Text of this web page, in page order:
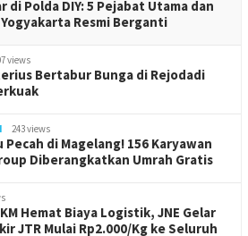
di Polda DIY: 5 Pejabat Utama dan
Resmi Berganti
views
Bertabur Bunga di Rejodadi
243 views
Pecah di Magelang! 156 Karyawan
Diberangkatkan Umrah Gratis
Hemat Biaya Logistik, JNE Gelar
JTR Mulai Rp2.000/Kg ke Seluruh